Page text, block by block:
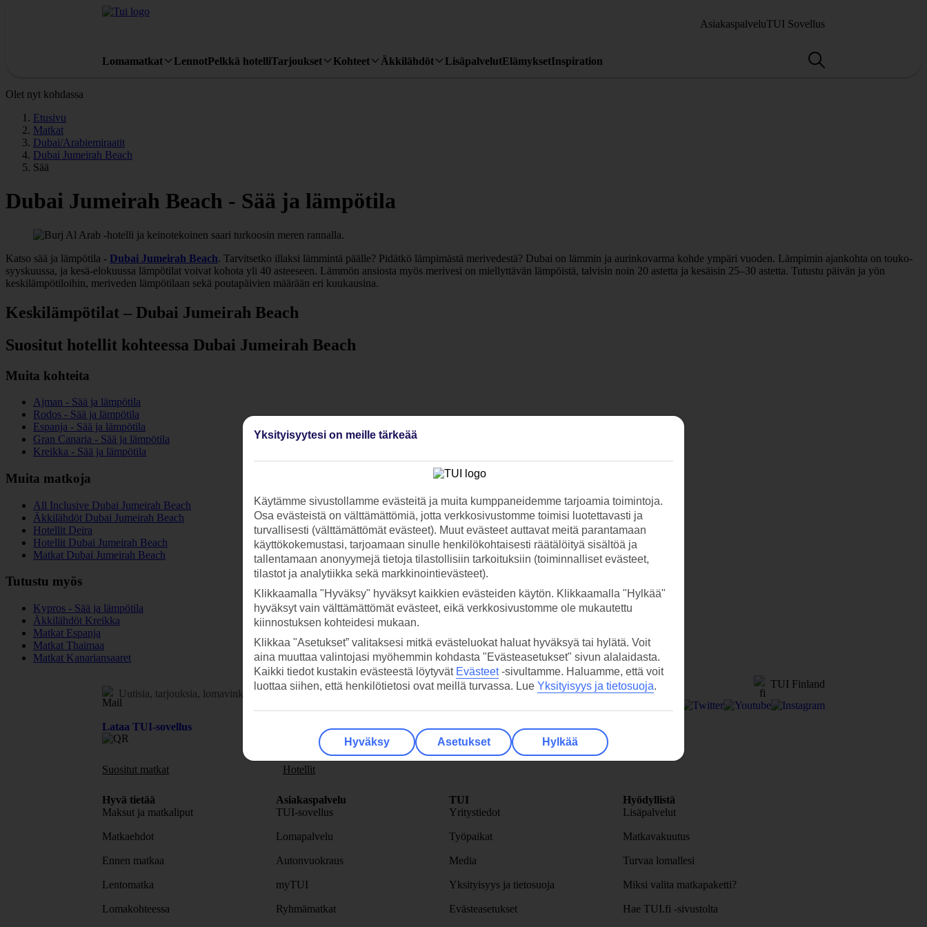
AsiakaspalveluTUI Sovellus
Lomamatkat LennotPelkkä hotelliTarjoukset Kohteet Äkkilähdöt LisäpalvelutElämyksetInspiration
Olet nyt kohdassa
Etusivu
Matkat
Dubai/Arabiemiraatit
Dubai Jumeirah Beach
Sää
Dubai Jumeirah Beach - Sää ja lämpötila
Katso sää ja lämpötila - Dubai Jumeirah Beach. Tarvitsetko illaksi lämmintä päälle? Pidätkö lämpimästä merivedestä? Dubai on lämmin ja aurinkovarma kohde ympäri vuoden. Lämpimin ajankohta on touko-
syyskuussa, ja kesä-elokuussa lämpötilat voivat kohota yli 40 asteeseen. Lämmön ansiosta myös merivesi on miellyttävän lämpöistä, talvisin noin 20 astetta ja kesäisin 25–30 astetta. Tutustu päivän ja yön
keskilämpötiloihin, meriveden lämpötilaan sekä poutapäivien määrään eri kuukausina.
Keskilämpötilat – Dubai Jumeirah Beach
Suositut hotellit kohteessa Dubai Jumeirah Beach
Muita kohteita
Ajman - Sää ja lämpötila
Rodos - Sää ja lämpötila
Espanja - Sää ja lämpötila
Gran Canaria - Sää ja lämpötila
Kreikka - Sää ja lämpötila
Muita matkoja
All Inclusive Dubai Jumeirah Beach
Äkkilähdöt Dubai Jumeirah Beach
Hotellit Deira
Hotellit Dubai Jumeirah Beach
Matkat Dubai Jumeirah Beach
Tutustu myös
Kypros - Sää ja lämpötila
Äkkilähdöt Kreikka
Matkat Espanja
Matkat Thaimaa
Matkat Kanariansaaret
Uutisia, tarjouksia, lomavinkkejä.Tilaa uutiskirje>
TUI Finland
Lataa TUI-sovellus
Suositut matkat Hotellit
Hyvä tietää
Maksut ja matkaliput
Matkaehdot
Ennen matkaa
Lentomatka
Lomakohteessa
Asiakaspalvelu
TUI-sovellus
Lomapalvelu
Autonvuokraus
myTUI
Ryhmämatkat
TUI
Yritystiedot
Työpaikat
Media
Yksityisyys ja tietosuoja
Evästeasetukset
Hyödyllistä
Lisäpalvelut
Matkavakuutus
Turvaa lomallesi
Miksi valita matkapaketti?
Hae TUI.fi -sivustolta
Yksityisyytesi on meille tärkeää
Käytämme sivustollamme evästeitä ja muita kumppaneidemme tarjoamia toimintoja.
Osa evästeistä on välttämättömiä, jotta verkkosivustomme toimisi luotettavasti ja
turvallisesti (välttämättömät evästeet). Muut evästeet auttavat meitä parantamaan
käyttökokemustasi, tarjoamaan sinulle henkilökohtaisesti räätälöityä sisältöä ja
tallentamaan anonyymejä tietoja tilastollisiin tarkoituksiin (toiminnalliset evästeet,
tilastot ja analytiikka sekä markkinointievästeet).
Klikkaamalla "Hyväksy" hyväksyt kaikkien evästeiden käytön. Klikkaamalla "Hylkää"
hyväksyt vain välttämättömät evästeet, eikä verkkosivustomme ole mukautettu
kiinnostuksen kohteidesi mukaan.
Klikkaa "Asetukset” valitaksesi mitkä evästeluokat haluat hyväksyä tai hylätä. Voit
aina muuttaa valintojasi myöhemmin kohdasta "Evästeasetukset" sivun alalaidasta.
Kaikki tiedot kustakin evästeestä löytyvät Evästeet-sivultamme. Haluamme, että voit
luottaa siihen, että henkilötietosi ovat meillä turvassa. Lue Yksityisyys ja tietosuoja.
Hyväksy Asetukset Hylkää